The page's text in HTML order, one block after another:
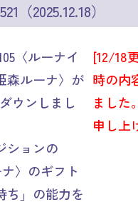
（2025.12.18）
〈ルーナイ
森ルーナ〉が
ウンしまし
ションの
〉のギフト
ち」の能力を
[12/18
時の内
ました
申し上